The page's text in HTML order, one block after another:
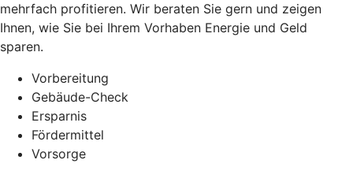
mehrfach profitieren. Wir beraten Sie gern und zeigen
Ihnen, wie Sie bei Ihrem Vorhaben Energie und Geld
sparen.
Vorbereitung
Gebäude-Check
Ersparnis
Fördermittel
Vorsorge